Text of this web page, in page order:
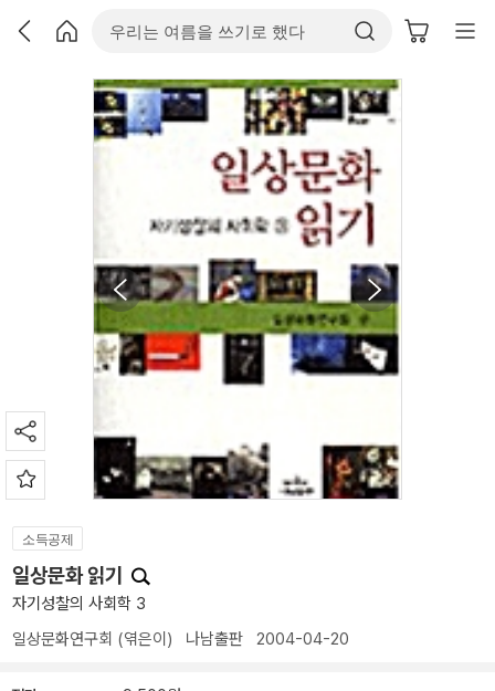
소득공제
일상문화 읽기
자기성찰의 사회학 3
일상문화연구회 (엮은이) 나남출판 2004-04-20